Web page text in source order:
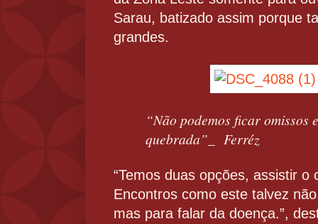
Sarau, batizado assim porque
grandes.
“Não podemos ficar omissos
quebrada”_ Ferréz
“Temos duas opções, assistir
Encontros como este talvez
mas para falar da doença.”,